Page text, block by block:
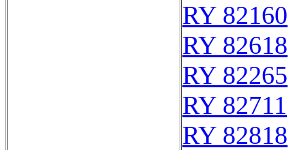
RY 82160
RY 82618
RY 82265
RY 82711
RY 82818